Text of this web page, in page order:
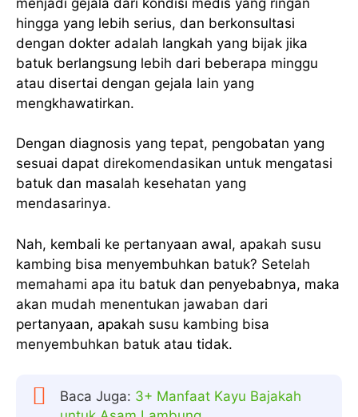
hingga yang lebih serius, dan berkonsultasi
dengan dokter adalah langkah yang bijak jika
batuk berlangsung lebih dari beberapa minggu
atau disertai dengan gejala lain yang
mengkhawatirkan.
Dengan diagnosis yang tepat, pengobatan yang
sesuai dapat direkomendasikan untuk mengatasi
batuk dan masalah kesehatan yang
mendasarinya.
Nah, kembali ke pertanyaan awal, apakah susu
kambing bisa menyembuhkan batuk? Setelah
memahami apa itu batuk dan penyebabnya, maka
akan mudah menentukan jawaban dari
pertanyaan, apakah susu kambing bisa
menyembuhkan batuk atau tidak.
Baca Juga: 3+ Manfaat Kayu Bajakah